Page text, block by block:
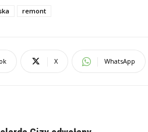
remont
X WhatsApp